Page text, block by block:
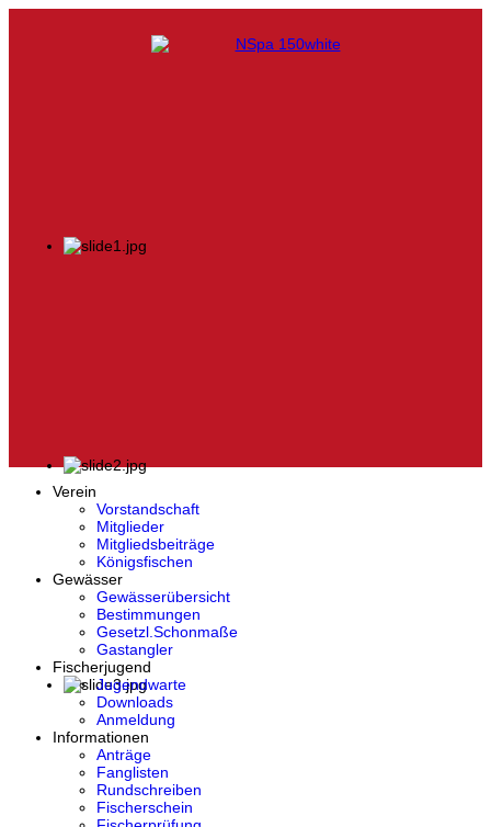
Verein
Vorstandschaft
Mitglieder
Mitgliedsbeiträge
Königsfischen
Gewässer
Gewässerübersicht
Bestimmungen
Gesetzl.Schonmaße
Gastangler
Fischerjugend
Jugendwarte
Downloads
Anmeldung
Informationen
Anträge
Fanglisten
Rundschreiben
Fischerschein